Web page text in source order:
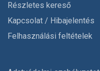
Részletes kereső
Kapcsolat / Hibajelentés
Felhasználási feltételek